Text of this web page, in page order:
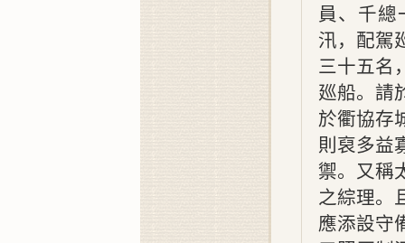
員、千
汛，配駕
三十五名
廵船。請
於衢協存
則裒多益
禦。又稱
之綜理。
應添設守